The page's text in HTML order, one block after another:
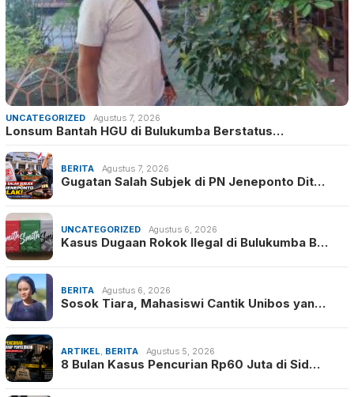
UNCATEGORIZED Agustus 7, 2026
Lonsum Bantah HGU di Bulukumba Berstatus…
BERITA Agustus 7, 2026
Gugatan Salah Subjek di PN Jeneponto Dit…
UNCATEGORIZED Agustus 6, 2026
Kasus Dugaan Rokok Ilegal di Bulukumba B…
BERITA Agustus 6, 2026
Sosok Tiara, Mahasiswi Cantik Unibos yan…
ARTIKEL BERITA Agustus 5, 2026
8 Bulan Kasus Pencurian Rp60 Juta di Sid…